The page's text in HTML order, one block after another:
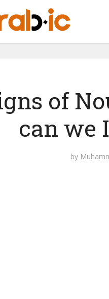
of
can we
by